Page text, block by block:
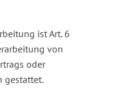
ist Art. 6
von
oder
gestattet.